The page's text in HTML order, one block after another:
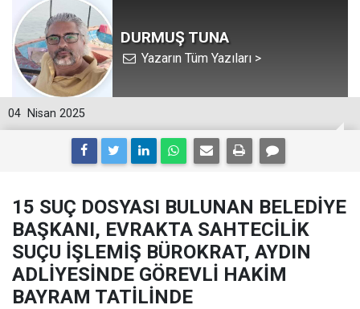
DURMUŞ TUNA
Yazarın Tüm Yazıları >
04 Nisan 2025
15 SUÇ DOSYASI BULUNAN BELEDİYE
BAŞKANI, EVRAKTA SAHTECİLİK
SUÇU İŞLEMİŞ BÜROKRAT, AYDIN
ADLİYESİNDE GÖREVLİ HAKİM
BAYRAM TATİLİNDE